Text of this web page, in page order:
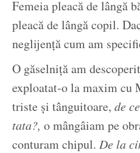
Femeia pleacă de lângă
pleacă de lângă copil.
neglijență cum am
O găselniță am
exploatat-o la maxim cu
triste și tânguitoare, de
tata?, o mângâiam pe
conturam chipul. De la